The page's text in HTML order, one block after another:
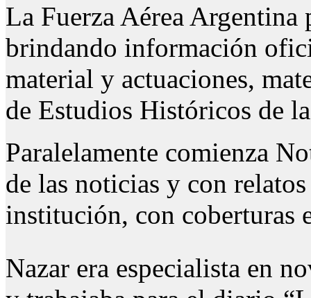
La Fuerza Aérea
brindando información
material y actuaciones,
de Estudios Históricos de
Paralelamente comienza
de las noticias y con
institución, con coberturas
Nazar era especialista en